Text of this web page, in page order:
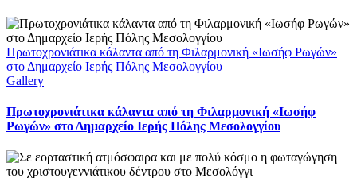
Πρωτοχρονιάτικα κάλαντα από τη Φιλαρμονική «Ιωσήφ Ρωγών»
στο Δημαρχείο Ιερής Πόλης Μεσολογγίου
Gallery
Πρωτοχρονιάτικα κάλαντα από τη Φιλαρμονική «Ιωσήφ
Ρωγών» στο Δημαρχείο Ιερής Πόλης Μεσολογγίου